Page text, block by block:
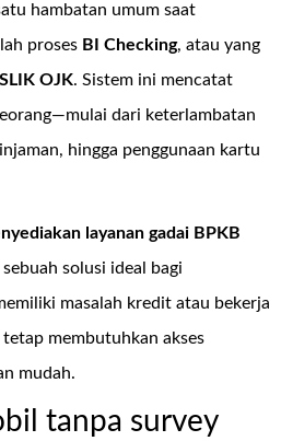
hambatan umum saat
proses BI Checking, atau yang
SLIK OJK. Sistem ini mencatat
dari keterlambatan
hingga penggunaan kartu
layanan gadai BPKB
sebuah solusi ideal bagi
masalah kredit atau bekerja
membutuhkan akses
mudah.
tanpa survey